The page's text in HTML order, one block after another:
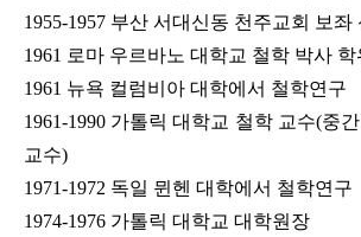
1955-1957 부산 서대신동 천주교회 보좌
1961 로마 우르바노 대학교 철학 박사 학
1961 뉴욕 컬럼비아 대학에서 철학연구
1961-1990 가톨릭 대학교 철학 교수(중간
교수)
1971-1972 독일 뮌헨 대학에서 철학연구
1974-1976 가톨릭 대학교 대학원장